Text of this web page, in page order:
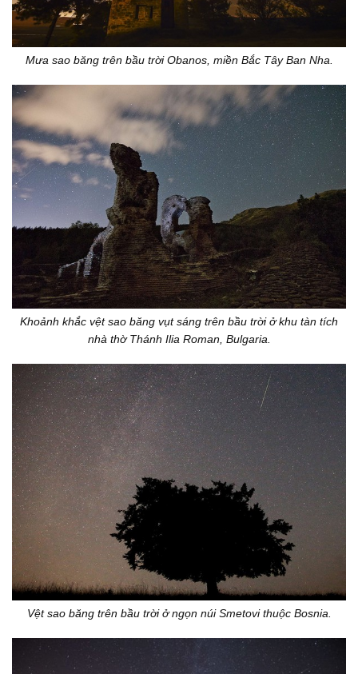
Mưa sao băng trên bầu trời Obanos, miền Bắc Tây Ban Nha.
Khoảnh khắc vệt sao băng vụt sáng trên bầu trời ở khu tàn tích
nhà thờ Thánh Ilia Roman, Bulgaria.
Vệt sao băng trên bầu trời ở ngọn núi Smetovi thuộc Bosnia.